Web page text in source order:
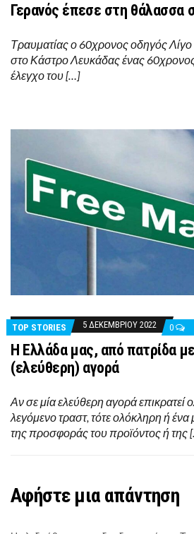
Γερανός έπεσε στη θάλασσα
Τραυματίας ο 60χρονος οδηγός Λίγο
στο Κάστρο Λευκάδας ένας
έλεγχο του […]
TOP STORIES 5 ΔΕΚΕΜΒΡΊΟΥ 2022 0
Η Ελλάδα μας, από πατρίδα
(ελεύθερη) αγορά
Αν σε μία ελεύθερη αγορά επικρατεί
λεγόμενο τραστ, τότε ολόκληρη ή
της προσφοράς του προϊόντος ή της
Αφήστε μια απάντηση